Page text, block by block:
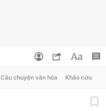
Câu chuyện văn hóa Khảo cứu